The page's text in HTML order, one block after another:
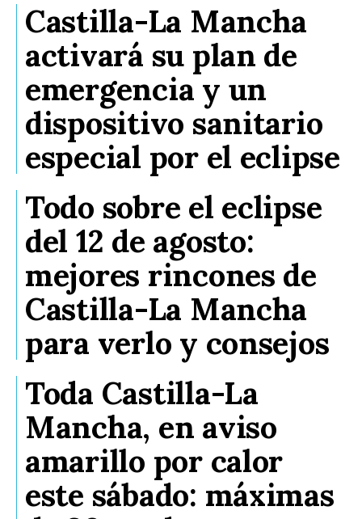
Castilla-La Mancha
activará su plan de
emergencia y un
dispositivo sanitario
especial por el eclipse
Todo sobre el eclipse
del 12 de agosto:
mejores rincones de
Castilla-La Mancha
para verlo y consejos
Toda Castilla-La
Mancha, en aviso
amarillo por calor
este sábado: máximas